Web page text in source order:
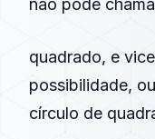
não pode
quadrado, e
possibilidade,
círculo de